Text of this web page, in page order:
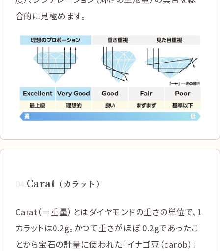
合的に見極めます。
04.Carat （カラット）
Carat（＝重量）とはダイヤモンドの重さの単位で、1
カラットは0.2g。かつて重さがほぼ 0.2gであったこ
とから宝石の計量に使われた「イナゴ豆（carob）」